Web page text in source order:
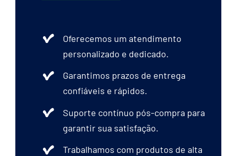
Oferecemos um atendimento
personalizado e dedicado.
Garantimos prazos de entrega
confiáveis e rápidos.
Suporte contínuo pós-compra para
garantir sua satisfação.
Trabalhamos com produtos de alta